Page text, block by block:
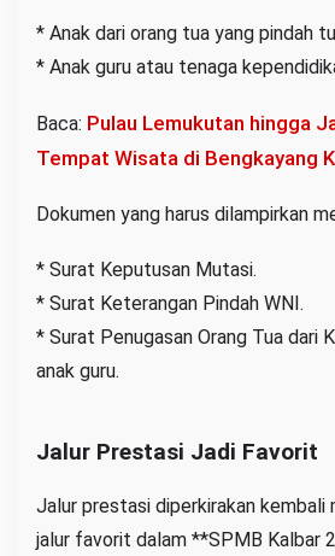
* Anak dari orang tua yang pindah
* Anak guru atau tenaga
Baca: Pulau Lemukutan hingga
Tempat Wisata di Bengkayang
Dokumen yang harus dilampirkan
* Surat Keputusan Mutasi.
* Surat Keterangan Pindah WNI.
* Surat Penugasan Orang Tua dari
anak guru.
Jalur Prestasi Jadi Favorit
Jalur prestasi diperkirakan kembali
jalur favorit dalam **SPMB Kalbar